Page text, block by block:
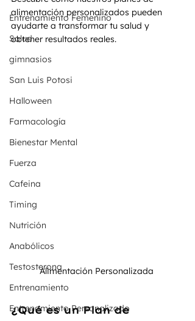
Entrenamiento Femenino
Salud
gimnasios
San Luis Potosi
Halloween
Farmacología
Bienestar Mental
Fuerza
Cafeina
Timing
Nutrición
Anabólicos
Testosterona
Entrenamiento
Entrenamiento Personalizado
alimentación personalizados pueden
ayudarte a transformar tu salud y
obtener resultados reales.
Alimentación Personalizada
¿Qué es un Plan de